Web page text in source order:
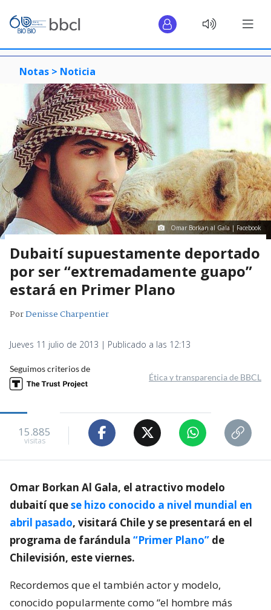
Notas > Noticia
Omar Borkan al Gala | Facebook
Dubaití supuestamente deportado
por ser “extremadamente guapo”
estará en Primer Plano
PorDenisse Charpentier
Jueves 11 julio de 2013 | Publicado a las 12:13
Seguimos criterios de
Ética y transparencia de BBCL
15.885
visitas
Omar Borkan Al Gala, el atractivo modelo
dubaití quese hizo conocido a nivel mundial en
abril pasado, visitará Chile y se presentará en el
programa de farándula “Primer Plano” de
Chilevisión, este viernes.
Recordemos que el también actor y modelo,
conocido popularmente como “el hombre más